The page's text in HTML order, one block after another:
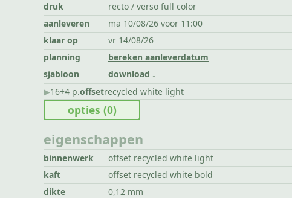
druk
recto / verso full color
aanleveren
ma 10/08/26 voor 11:00
klaar op
vr 14/08/26
planning
bereken aanleverdatum
sjabloon
download
▶︎16+4 p.offsetrecycled white light
eigenschappen
binnenwerk offset recycled white light
kaft
offset recycled white bold
dikte
0,12 mm
opties (0)